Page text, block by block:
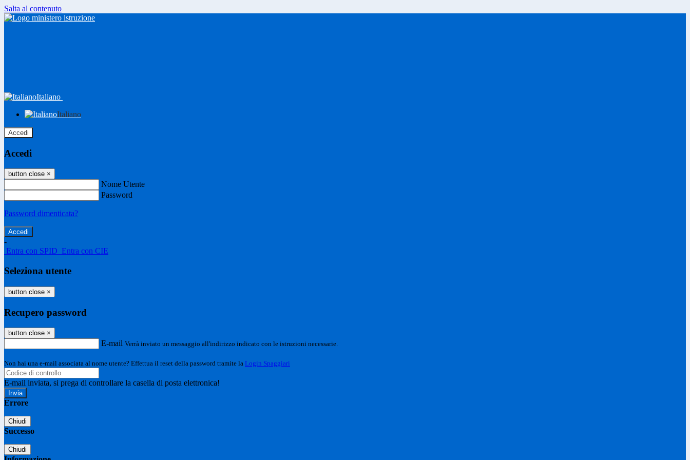
Salta al contenuto
Italiano
Italiano
Accedi
Accedi
button close ×
Nome Utente
Password
Password dimenticata?
-
Entra con SPID Entra con CIE
Seleziona utente
button close ×
Recupero password
button close ×
E-mail Verrà inviato un messaggio all'indirizzo indicato con le istruzioni necessarie.
Non hai una e-mail associata al nome utente? Effettua il reset della password tramite la Login Spaggiari
E-mail inviata, si prega di controllare la casella di posta elettronica!
Errore
Chiudi
Successo
Chiudi